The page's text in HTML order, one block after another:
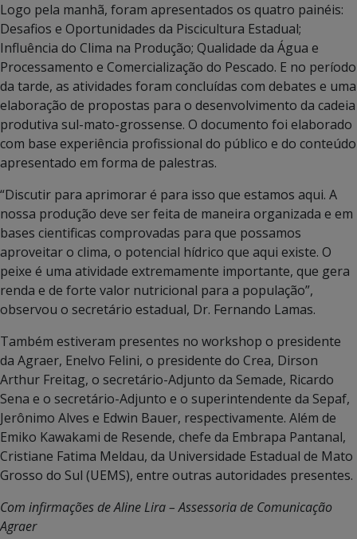
Logo pela manhã, foram apresentados os quatro painéis:
Desafios e Oportunidades da Piscicultura Estadual;
Influência do Clima na Produção; Qualidade da Água e
Processamento e Comercialização do Pescado. E no período
da tarde, as atividades foram concluídas com debates e uma
elaboração de propostas para o desenvolvimento da cadeia
produtiva sul-mato-grossense. O documento foi elaborado
com base experiência profissional do público e do conteúdo
apresentado em forma de palestras.
“Discutir para aprimorar é para isso que estamos aqui. A
nossa produção deve ser feita de maneira organizada e em
bases cientificas comprovadas para que possamos
aproveitar o clima, o potencial hídrico que aqui existe. O
peixe é uma atividade extremamente importante, que gera
renda e de forte valor nutricional para a população”,
observou o secretário estadual, Dr. Fernando Lamas.
Também estiveram presentes no workshop o presidente
da Agraer, Enelvo Felini, o presidente do Crea, Dirson
Arthur Freitag, o secretário-Adjunto da Semade, Ricardo
Sena e o secretário-Adjunto e o superintendente da Sepaf,
Jerônimo Alves e Edwin Bauer, respectivamente. Além de
Emiko Kawakami de Resende, chefe da Embrapa Pantanal,
Cristiane Fatima Meldau, da Universidade Estadual de Mato
Grosso do Sul (UEMS), entre outras autoridades presentes.
Com infirmações de Aline Lira – Assessoria de Comunicação
Agraer